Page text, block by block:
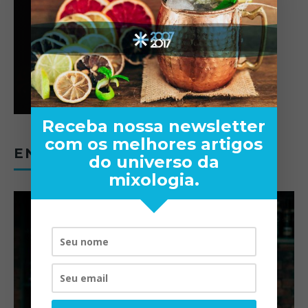
ENTREVISTAS
Receba nossa newsletter
com os melhores artigos
do universo da
mixologia.